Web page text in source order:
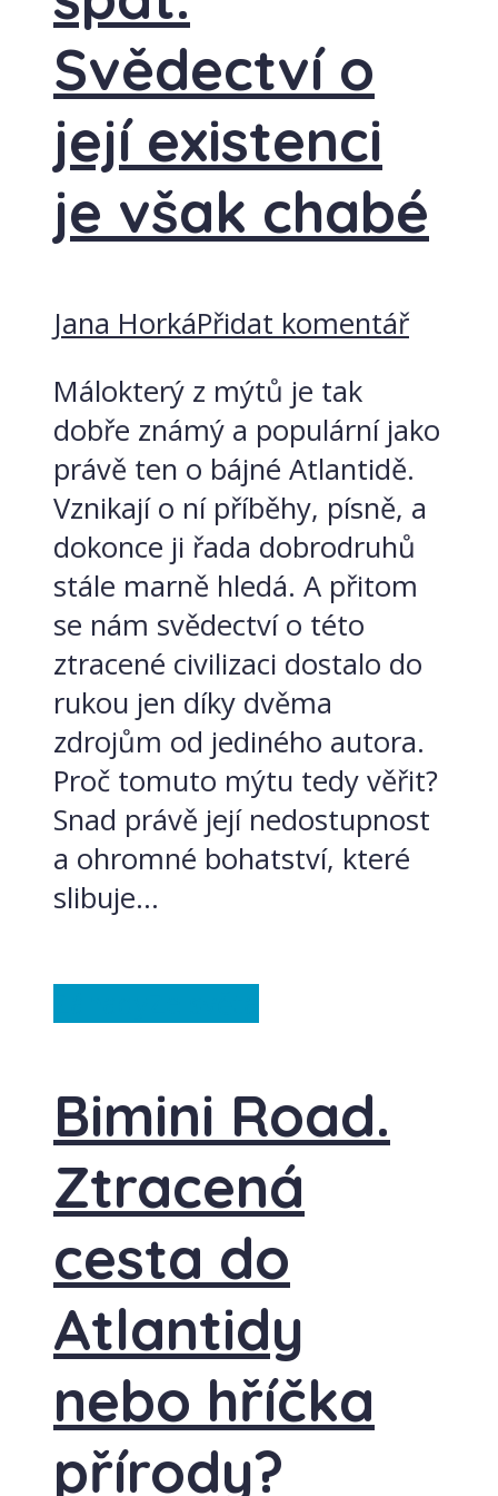
Svědectví o
její existenci
je však chabé
Jana HorkáPřidat komentář
Málokterý z mýtů je tak
dobře známý a populární jako
právě ten o bájné Atlantidě.
Vznikají o ní příběhy, písně, a
dokonce ji řada dobrodruhů
stále marně hledá. A přitom
se nám svědectví o této
ztracené civilizaci dostalo do
rukou jen díky dvěma
zdrojům od jediného autora.
Proč tomuto mýtu tedy věřit?
Snad právě její nedostupnost
a ohromné bohatství, které
slibuje...
Bimini Road.
Ztracená
cesta do
Atlantidy
nebo hříčka
přírody?